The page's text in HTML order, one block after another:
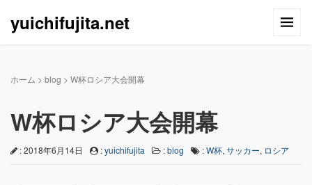
yuichifujita.net
ホーム > blog > W杯ロシア大会開幕
W杯ロシア大会開幕
: 2018年6月14日 :yuichifujita :blog :W杯, サッカー, ロシア